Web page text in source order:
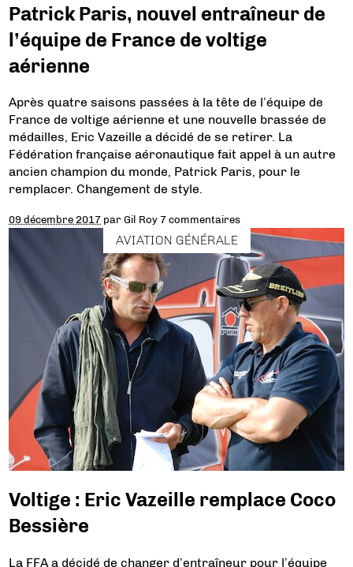
Patrick Paris, nouvel entraîneur de
l’équipe de France de voltige
aérienne
Après quatre saisons passées à la tête de l’équipe de
France de voltige aérienne et une nouvelle brassée de
médailles, Eric Vazeille a décidé de se retirer. La
Fédération française aéronautique fait appel à un autre
ancien champion du monde, Patrick Paris, pour le
remplacer. Changement de style.
09 décembre 2017 parGil Roy 7 commentaires
AVIATION GÉNÉRALE
Voltige : Eric Vazeille remplace Coco
Bessière
La FFA a décidé de changer d’entraîneur pour l’équipe